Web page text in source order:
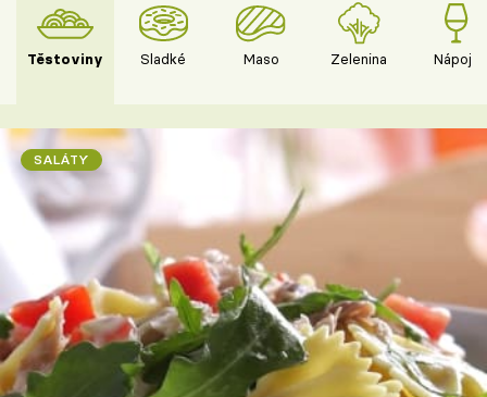
Těstoviny Sladké Maso Zelenina Nápoje
SALÁTY